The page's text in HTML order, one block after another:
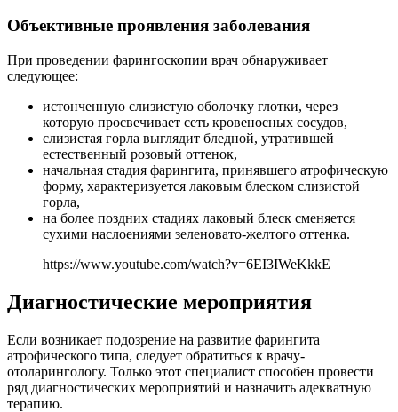
Объективные проявления заболевания
При проведении фарингоскопии врач обнаруживает
следующее:
истонченную слизистую оболочку глотки, через
которую просвечивает сеть кровеносных сосудов,
слизистая горла выглядит бледной, утратившей
естественный розовый оттенок,
начальная стадия фарингита, принявшего атрофическую
форму, характеризуется лаковым блеском слизистой
горла,
на более поздних стадиях лаковый блеск сменяется
сухими наслоениями зеленовато-желтого оттенка.
https://www.youtube.com/watch?v=6EI3IWeKkkE
Диагностические мероприятия
Если возникает подозрение на развитие фарингита
атрофического типа, следует обратиться к врачу-
отоларингологу. Только этот специалист способен провести
ряд диагностических мероприятий и назначить адекватную
терапию.